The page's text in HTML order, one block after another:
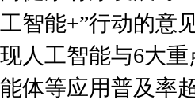
工智能+”行动的意
现人工智能与6大
能体等应用普及率